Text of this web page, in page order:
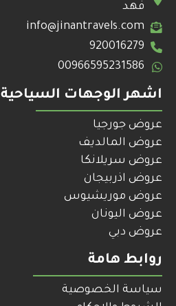
فهد
info@jinantravels.com
920016279
00966595231586
اشهر الوجهات السياحية
عروض جورجيا
عروض المالديف
عروض سريلانكا
عروض اذربيجان
عروض موريشيوس
عروض اليونان
عروض دبي
روابط هامة
سياسة الخصوصية